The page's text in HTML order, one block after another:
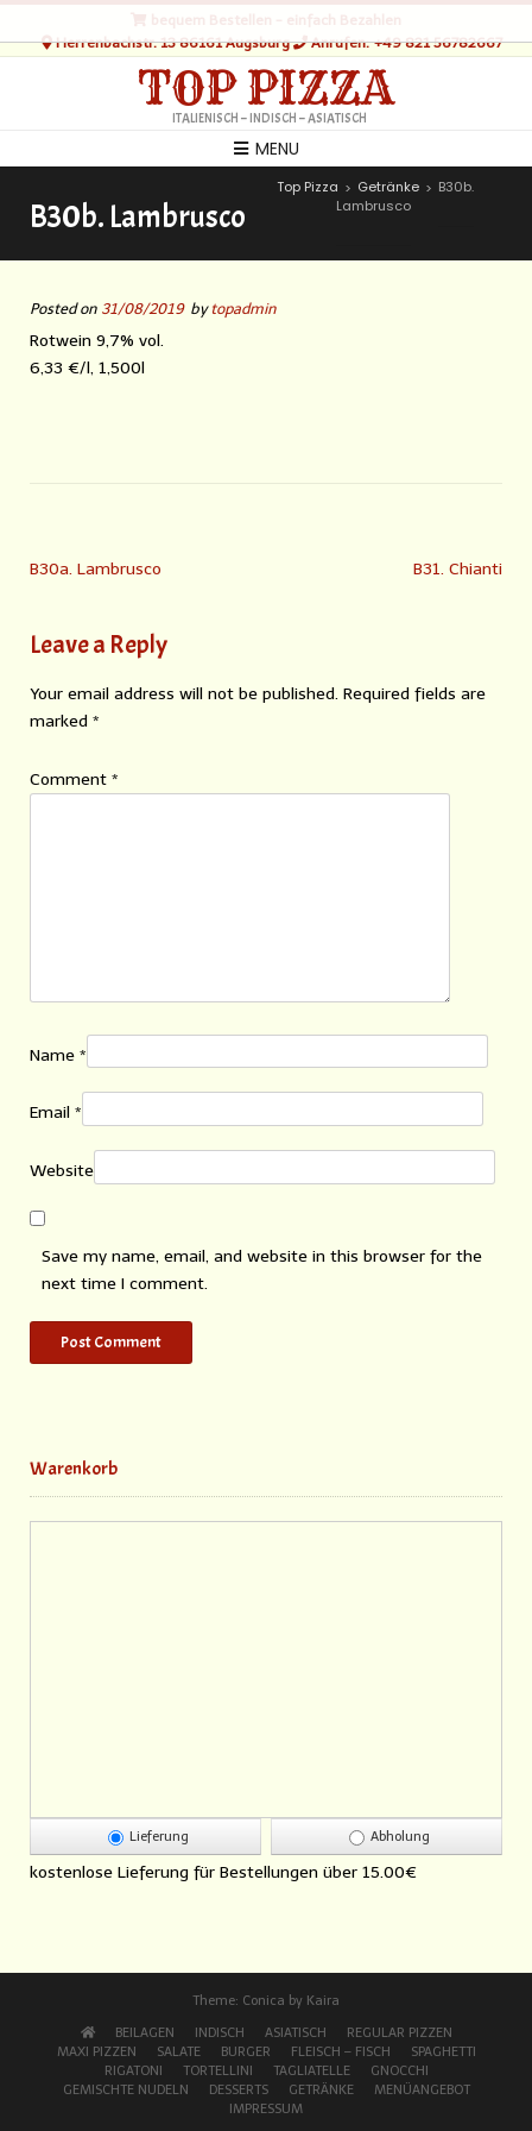
Herrenbachstr. 13 86161 Augsburg
Anrufen: +49 821 56782667
TOP PIZZA
ITALIENISCH – INDISCH – ASIATISCH
MENU
B30b. Lambrusco
Top Pizza > Getränke > B30b.
Lambrusco
Posted on 31/08/2019 by topadmin
Rotwein 9,7% vol.
6,33 €/l, 1,500l
B30a. Lambrusco B31. Chianti
Leave a Reply
Your email address will not be published. Required fields are
marked *
Comment *
Name *
Email *
Website
Save my name, email, and website in this browser for the
next time I comment.
Warenkorb
Lieferung Abholung
kostenlose Lieferung für Bestellungen über 15.00€
Theme: Conica by Kaira
BEILAGEN INDISCH ASIATISCH
REGULAR PIZZEN
MAXI PIZZEN
SALATE BURGER FLEISCH – FISCH
SPAGHETTI
RIGATONI
TORTELLINI TAGLIATELLE
GNOCCHI
GEMISCHTE NUDELN
DESSERTS GETRÄNKE
MENÜANGEBOT
IMPRESSUM